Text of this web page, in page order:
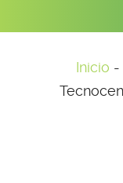
Inicio -